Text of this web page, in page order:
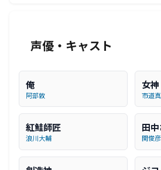
声優・キャスト
俺
阿部敦
女神
市道
紅鮭師匠
浪川大輔
田
関俊彦